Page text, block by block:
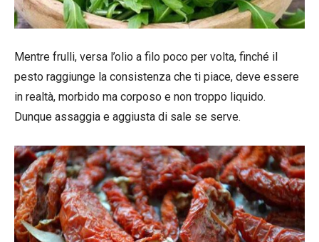
Mentre frulli, versa l’olio a filo poco per volta, finché il
pesto raggiunge la consistenza che ti piace, deve essere
in realtà, morbido ma corposo e non troppo liquido.
Dunque assaggia e aggiusta di sale se serve.